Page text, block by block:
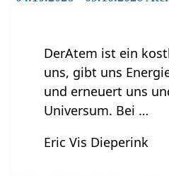
DerAtem ist ein
uns, gibt uns
und erneuert uns
Universum. Bei …
Eric Vis Dieperink